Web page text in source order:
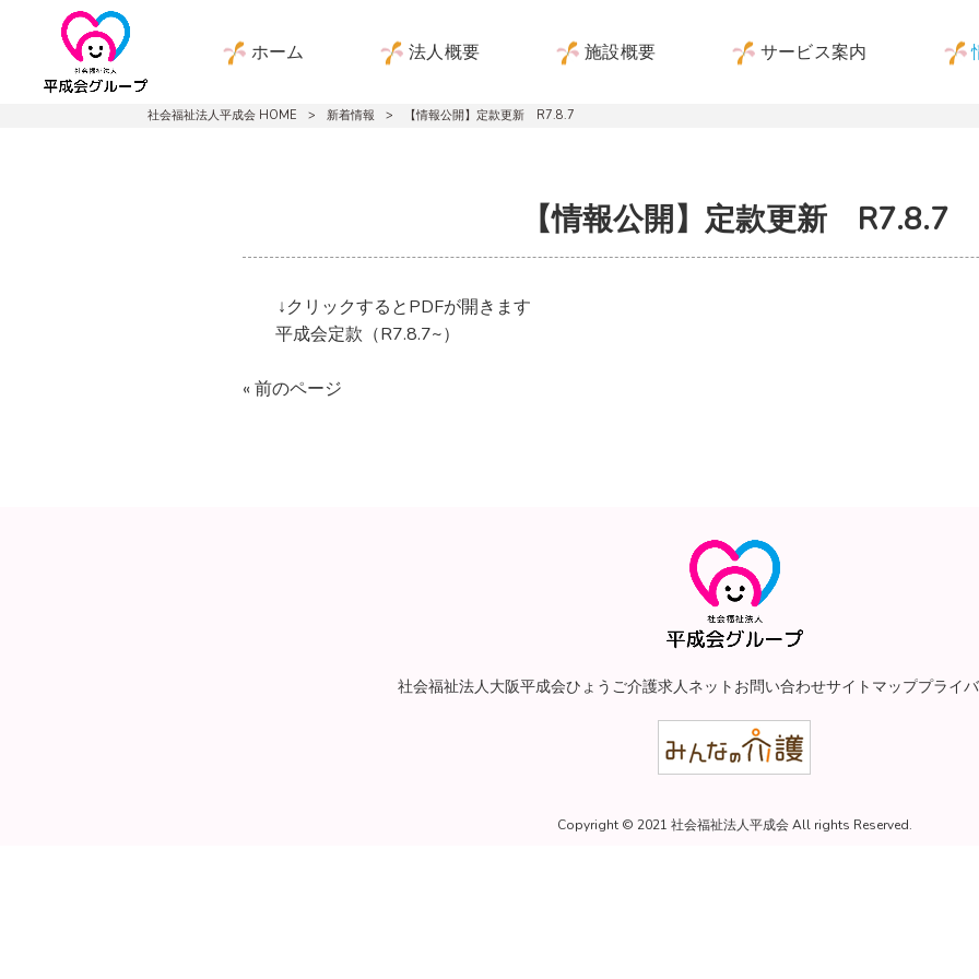
ホーム 法人概要 施設概要 サービス案内
社会福祉法人平成会 HOME > 新着情報 > 【情報公開】定款更新 R7.8.7
【情報公開】定款更新 R7.8.7
↓クリックするとPDFが開きます
平成会定款（R7.8.7~）
« 前のページ
社会福祉法人大阪平成会ひょうご介護求人ネット お問い合わせサイトマッププライ
Copyright © 2021 社会福祉法人平成会 All rights Reserved.